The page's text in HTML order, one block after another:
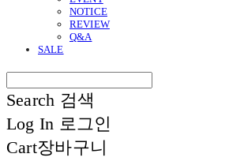
NOTICE
REVIEW
Q&A
SALE
Search 검색
Log In 로그인
Cart장바구니